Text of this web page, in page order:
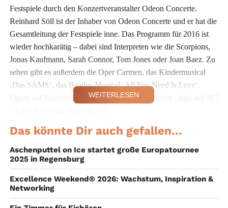
Festspiele durch den Konzertveranstalter Odeon Concerte.
Reinhard Söll ist der Inhaber von Odeon Concerte und er hat die
Gesamtleitung der Festspiele inne. Das Programm für 2016 ist
wieder hochkarätig – dabei sind Interpreten wie die Scorpions,
Jonas Kaufmann, Sarah Connor, Tom Jones oder Joan Baez. Zu
sehen gibt es außerdem die Oper Carmen, das Kindermusical
‚Das SAMS‘, das Beatles-Musical ‚All You Need Is Love‘,
Opern auf Bayrisch und die große Filmmusiknacht ‚Jagd auf 007
Besondern die historische Location des Schlosses St. Emmeran
schafft eine besondere Atmosphäre. Es ist daher kein Wunder,
dass die Thurn und Taxis Schlossfestspiele vom Wiener Magazin
‚Festspiele‘ in den Top Ten der schönsten Festspiele weltweit
gelistet wurden. Während der Festspiele ist ebenso für das
leibliche Wohl bestens besorgt, so werden die Besucher im
WEITERLESEN
Das könnte Dir auch gefallen...
Aschenputtel on Ice startet große Europatournee
2025 in Regensburg
Excellence Weekend® 2026: Wachstum, Inspiration &
Networking